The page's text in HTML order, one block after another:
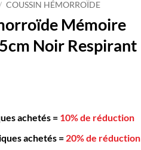
/ COUSSIN HÉMORROÏDE
Mémoire
Noir Respirant
achetés = 10% de réduction
achetés = 20% de réduction